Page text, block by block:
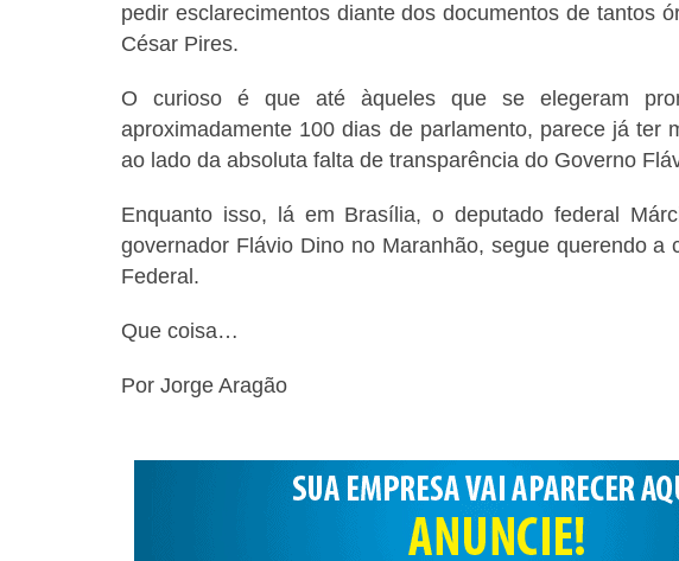
pedir esclarecimentos diante dos documentos de tantos
César Pires.
O curioso é que até àqueles que se elegeram
aproximadamente 100 dias de parlamento, parece já ter
ao lado da absoluta falta de transparência do Governo
Enquanto isso, lá em Brasília, o deputado federal
governador Flávio Dino no Maranhão, segue querendo a
Federal.
Que coisa…
Por Jorge Aragão